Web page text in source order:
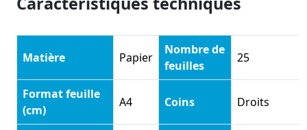
Matière Papier
Nombre de
feuilles
25
Format feuille
(cm)
A4 Coins Droits